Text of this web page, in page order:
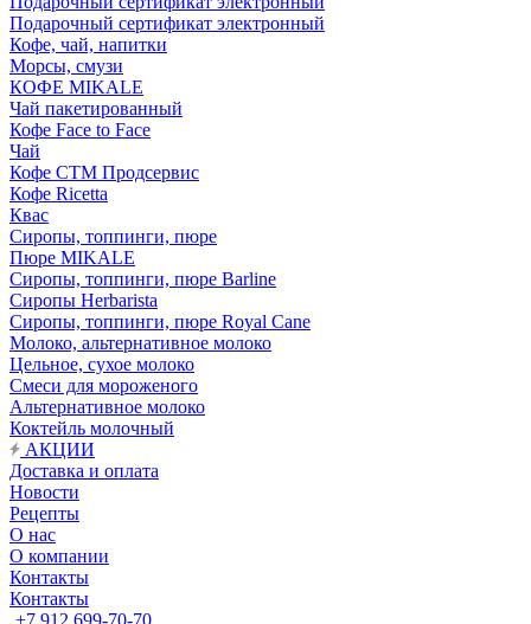
Подарочный сертификат электронный
Кофе, чай, напитки
Морсы, смузи
КОФЕ MIKALE
Чай пакетированный
Кофе Face to Face
Чай
Кофе СТМ Продсервис
Кофе Ricetta
Квас
Сиропы, топпинги, пюре
Пюре MIKALE
Сиропы, топпинги, пюре Barline
Сиропы Herbarista
Сиропы, топпинги, пюре Royal Cane
Молоко, альтернативное молоко
Цельное, сухое молоко
Смеси для мороженого
Альтернативное молоко
Коктейль молочный
АКЦИИ
Доставка и оплата
Новости
Рецепты
О нас
О компании
Контакты
Контакты
+7 912 699-70-70